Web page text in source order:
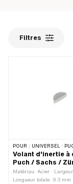
Filtres
POUR : UNIVERSEL · PUCH · SACHS · ZÜNDAPP BELMONDO · HERCULES ·
Volant d'inertie à
Puch / Sachs /
Matériau: Acier ·
Longueur totale: 9.3 mm